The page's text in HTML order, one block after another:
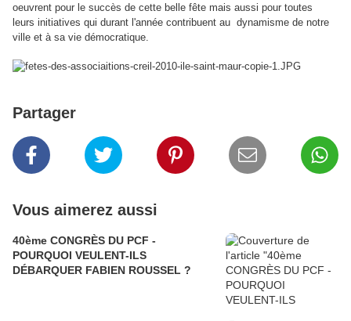
oeuvrent pour le succès de cette belle fête mais aussi pour toutes
leurs initiatives qui durant l'année contribuent au dynamisme de notre
ville et à sa vie démocratique.
Partager
Vous aimerez aussi
40ème CONGRÈS DU PCF -
POURQUOI VEULENT-ILS
DÉBARQUER FABIEN ROUSSEL ?